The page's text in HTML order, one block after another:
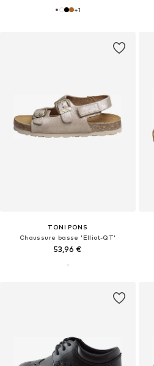
+1
TONI PONS
Chaussure basse 'Elliot-QT'
53,96 €